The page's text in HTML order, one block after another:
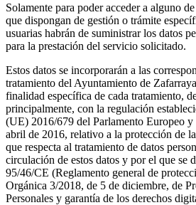
Solamente para poder acceder a alguno
que dispongan de gestión o trámite
usuarias habrán de suministrar los datos
para la prestación del servicio solicitado.
Estos datos se incorporarán a las
tratamiento del Ayuntamiento de
finalidad específica de cada tratamiento,
principalmente, con la regulación
(UE) 2016/679 del Parlamento Europeo
abril de 2016, relativo a la protección de
que respecta al tratamiento de datos
circulación de estos datos y por el que se
95/46/CE (Reglamento general de
Orgánica 3/2018, de 5 de diciembre, de
Personales y garantía de los derechos